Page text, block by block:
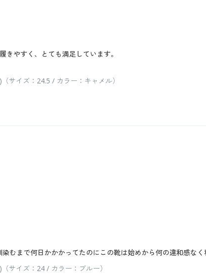
きやすく、とても満足しています。
サイズ：24.5 / カラー：キャメル）
むまで何日かかかってたのにこの靴は始めから何の違和感
サイズ：24 / カラー：ブルー）